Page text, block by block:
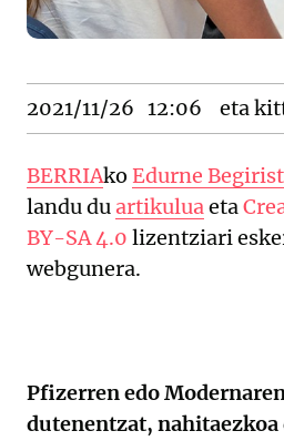
2021/11/26 12:06 eta
BERRIAko Edurne
landu duartikuluaeta
BY-SA 4.0 lizentziari
webgunera.
Pfizerren edo
dutenentzat,